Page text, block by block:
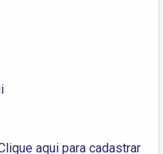
aqui para cadastrar